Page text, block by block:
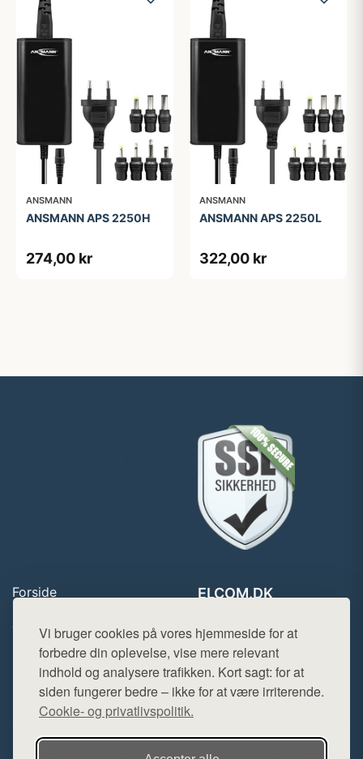
Vi bruger cookies på vores hjemmeside for at
forbedre din oplevelse, vise mere relevant
indhold og analysere trafikken. Kort sagt: for at
siden fungerer bedre – ikke for at være irriterende.
Cookie- og privatlivspolitik.
ANSMANN
ANSMANN APS 2250H
274,00 kr
ANSMANN
ANSMANN APS 2250L
322,00 kr
Forside
Top Rabatter
Blog
Kontakt
ELCOM.DK
Mail: hej@want.dk
Cookie- og privatlivspolitik